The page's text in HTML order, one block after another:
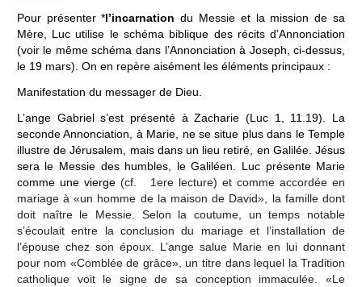
Pour présenter *l’incarnation du Messie et la mission de sa
Mère, Luc utilise le schéma biblique des récits d’Annonciation
(voir le même schéma dans l’Annonciation à Joseph, ci-dessus,
le 19 mars). On en repère aisément les éléments principaux :
Manifestation du messager de Dieu.
L’ange Gabriel s’est présenté à Zacharie (Luc 1, 11.19). La
seconde Annonciation, à Marie, ne se situe plus dans le Temple
illustre de Jérusalem, mais dans un lieu retiré, en Galilée. Jésus
sera le Messie des humbles, le Galiléen. Luc présente Marie
comme une vierge (cf. 1ere lecture) et comme accordée en
mariage à «un homme de la maison de David», la famille dont
doit naître le Messie. Selon la coutume, un temps notable
s’écoulait entre la conclusion du mariage et l’installation de
l’épouse chez son époux. L’ange salue Marie en lui donnant
pour nom «Comblée de grâce», un titre dans lequel la Tradition
catholique voit le signe de sa conception immaculée. «Le